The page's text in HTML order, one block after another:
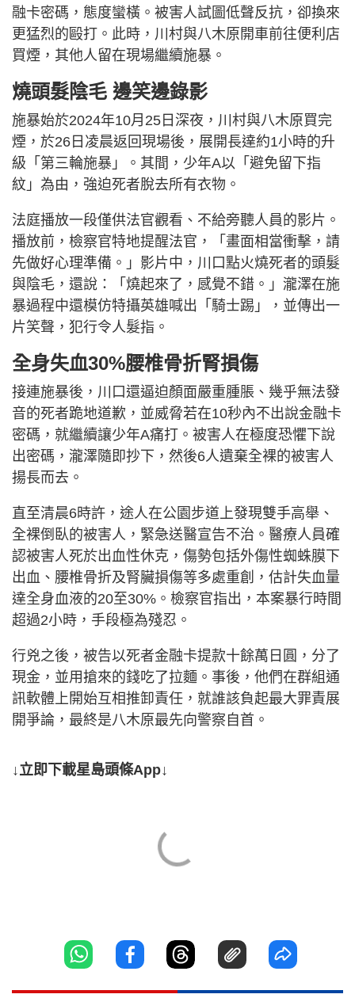
融卡密碼，態度蠻橫。被害人試圖低聲反抗，卻換來
更猛烈的毆打。此時，川村與八木原開車前往便利店
買煙，其他人留在現場繼續施暴。
燒頭髮陰毛 邊笑邊錄影
施暴始於2024年10月25日深夜，川村與八木原買完
煙，於26日凌晨返回現場後，展開長達約1小時的升
級「第三輪施暴」。其間，少年A以「避免留下指
紋」為由，強迫死者脫去所有衣物。
法庭播放一段僅供法官觀看、不給旁聽人員的影片。
播放前，檢察官特地提醒法官，「畫面相當衝擊，請
先做好心理準備。」影片中，川口點火燒死者的頭髮
與陰毛，還說：「燒起來了，感覺不錯。」瀧澤在施
暴過程中還模仿特攝英雄喊出「騎士踢」，並傳出一
片笑聲，犯行令人髮指。
全身失血30%腰椎骨折腎損傷
接連施暴後，川口還逼迫顏面嚴重腫脹、幾乎無法發
音的死者跪地道歉，並威脅若在10秒內不出說金融卡
密碼，就繼續讓少年A痛打。被害人在極度恐懼下說
出密碼，瀧澤隨即抄下，然後6人遺棄全裸的被害人
揚長而去。
直至清晨6時許，途人在公園步道上發現雙手高舉、
全裸倒臥的被害人，緊急送醫宣告不治。醫療人員確
認被害人死於出血性休克，傷勢包括外傷性蜘蛛膜下
出血、腰椎骨折及腎臟損傷等多處重創，估計失血量
達全身血液的20至30%。檢察官指出，本案暴行時間
超過2小時，手段極為殘忍。
行兇之後，被告以死者金融卡提款十餘萬日圓，分了
現金，並用搶來的錢吃了拉麵。事後，他們在群組通
訊軟體上開始互相推卸責任，就誰該負起最大罪責展
開爭論，最終是八木原最先向警察自首。
↓立即下載星島頭條App↓